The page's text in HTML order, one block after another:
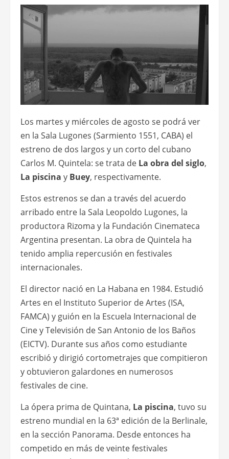
Los martes y miércoles de agosto se podrá ver
en la Sala Lugones (Sarmiento 1551, CABA) el
estreno de dos largos y un corto del cubano
Carlos M. Quintela: se trata de La obra del siglo,
La piscina y Buey, respectivamente.
Estos estrenos se dan a través del acuerdo
arribado entre la Sala Leopoldo Lugones, la
productora Rizoma y la Fundación Cinemateca
Argentina presentan. La obra de Quintela ha
tenido amplia repercusión en festivales
internacionales.
El director nació en La Habana en 1984. Estudió
Artes en el Instituto Superior de Artes (ISA,
FAMCA) y guión en la Escuela Internacional de
Cine y Televisión de San Antonio de los Baños
(EICTV). Durante sus años como estudiante
escribió y dirigió cortometrajes que compitieron
y obtuvieron galardones en numerosos
festivales de cine.
La ópera prima de Quintana, La piscina, tuvo su
estreno mundial en la 63ª edición de la Berlinale,
en la sección Panorama. Desde entonces ha
competido en más de veinte festivales